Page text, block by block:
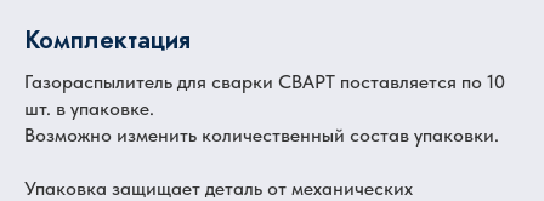
Комплектация
Газораспылитель для сварки СВАРТ поставляется по 10
шт. в упаковке.
Возможно изменить количественный состав упаковки.
Упаковка защищает деталь от механических